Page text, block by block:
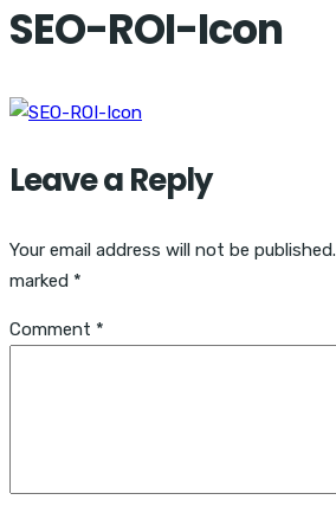
SEO-ROI-Icon
Leave a Reply
Your email address will not be published.
marked *
Comment *